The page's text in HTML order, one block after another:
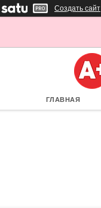
Создать сайт
ГЛАВНАЯ